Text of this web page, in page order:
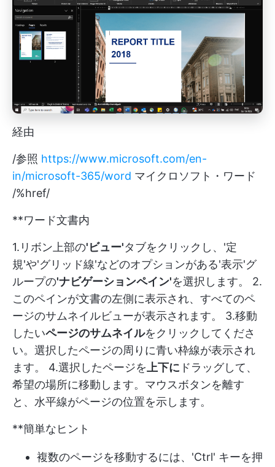
経由
/参照 https://www.microsoft.com/en-
in/microsoft-365/word マイクロソフト・ワード
/%href/
**ワード文書内
1.リボン上部の'ビュー'タブをクリックし、'定
規'や'グリッド線'などのオプションがある'表示'グ
ループの'ナビゲーションペイン'を選択します。 2.
このペインが文書の左側に表示され、すべてのペ
ージのサムネイルビューが表示されます。 3.移動
したいページのサムネイルをクリックしてくださ
い。選択したページの周りに青い枠線が表示され
ます。 4.選択したページを上下に ドラッグして、
希望の場所に移動します。マウスボタンを離す
と、水平線がページの位置を示します。
**簡単なヒント
複数のページを移動するには、'Ctrl' キーを押